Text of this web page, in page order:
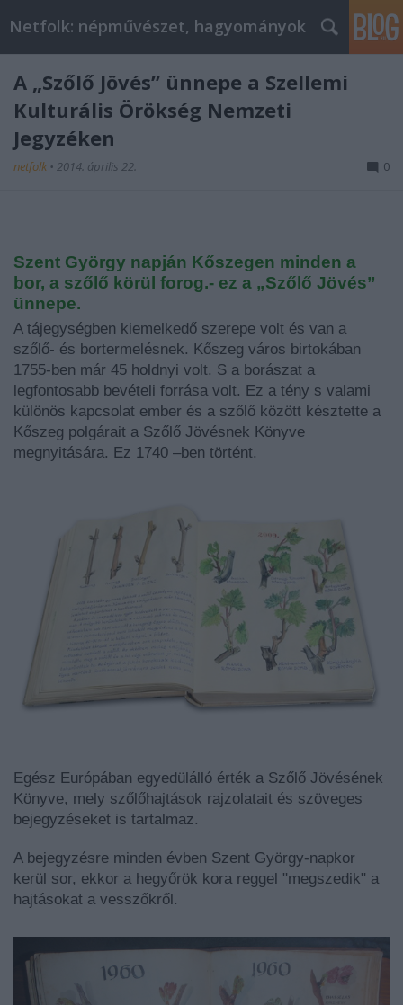
Netfolk: népművészet, hagyományok
A „Szőlő Jövés” ünnepe a Szellemi
Kulturális Örökség Nemzeti
Jegyzéken
netfolk • 2014. április 22. 0
Szent György napján Kőszegen minden a
bor, a szőlő körül forog.- ez a „Szőlő Jövés”
ünnepe.
A tájegységben kiemelkedő szerepe volt és van a
szőlő- és bortermelésnek. Kőszeg város birtokában
1755-ben már 45 holdnyi volt. S a borászat a
legfontosabb bevételi forrása volt. Ez a tény s valami
különös kapcsolat ember és a szőlő között késztette a
Kőszeg polgárait a Szőlő Jövésnek Könyve
megnyitására. Ez 1740 –ben történt.
Egész Európában egyedülálló érték a Szőlő Jövésének
Könyve, mely szőlőhajtások rajzolatait és szöveges
bejegyzéseket is tartalmaz.
A bejegyzésre minden évben Szent György-napkor
kerül sor, ekkor a hegyőrök kora reggel "megszedik" a
hajtásokat a vesszőkről.